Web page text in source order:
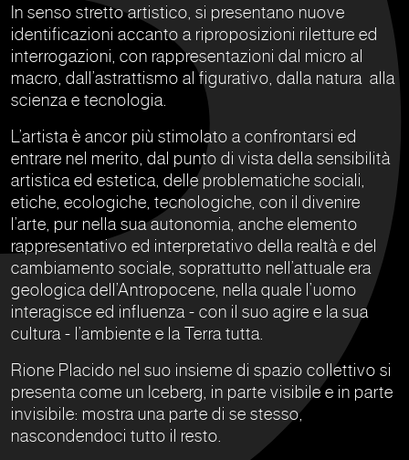
In senso stretto artistico, si presentano nuove
identificazioni accanto a riproposizioni riletture ed
interrogazioni, con rappresentazioni dal micro al
macro, dall’astrattismo al figurativo, dalla natura alla
scienza e tecnologia.
L’artista è ancor più stimolato a confrontarsi ed
entrare nel merito, dal punto di vista della sensibilità
artistica ed estetica, delle problematiche sociali,
etiche, ecologiche, tecnologiche, con il divenire
l’arte, pur nella sua autonomia, anche elemento
rappresentativo ed interpretativo della realtà e del
cambiamento sociale, soprattutto nell’attuale era
geologica dell’Antropocene, nella quale l’uomo
interagisce ed influenza - con il suo agire e la sua
cultura - l’ambiente e la Terra tutta.
Rione Placido nel suo insieme di spazio collettivo si
presenta come un Iceberg, in parte visibile e in parte
invisibile: mostra una parte di se stesso,
nascondendoci tutto il resto.